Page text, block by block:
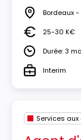
Lieu Bordeaux
Salaire25-30 K€
DuréeDurée: 3
TypeInterim
Services